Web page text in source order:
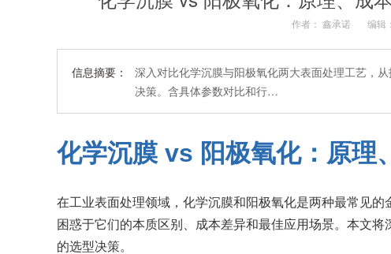
作者： 鑫承诺 编辑：
信息摘要：
深入对比化学沉膜与阳极氧化两大表面处理工艺，
决策。含具体参数对比和行…
化学沉膜 vs 阳极氧化：原理
在工业表面处理领域，化学沉膜和阳极氧化是两种最常见
困惑于它们的本质区别、成本差异和最佳应用场景。本文
的选型决策。